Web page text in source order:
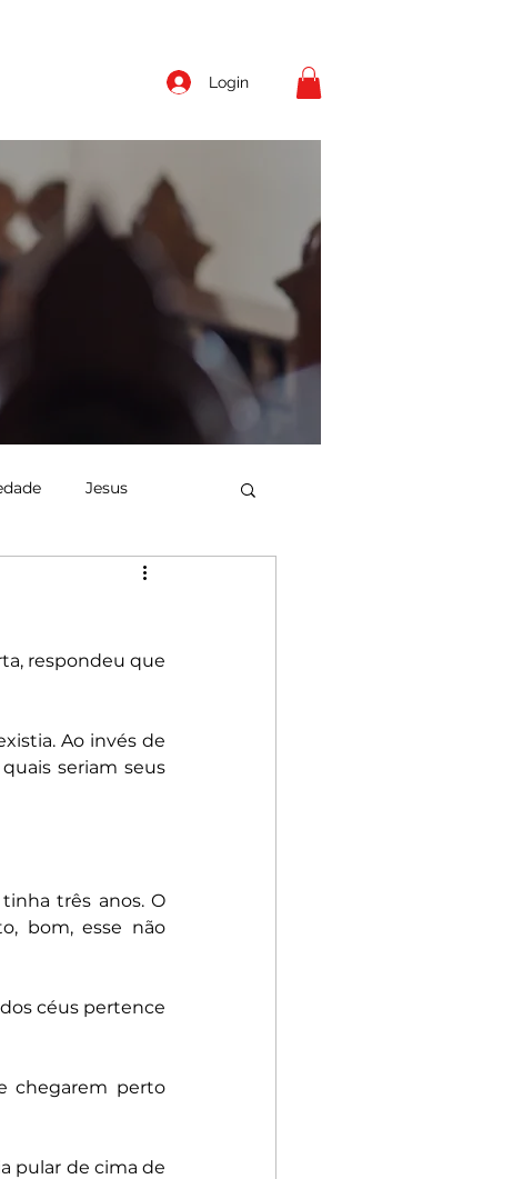
Login
Jesus
Riqueza Rebeldia
respondeu que
Ao invés de
seriam seus
três anos. O
bom, esse não
céus pertence
chegarem perto
pular de cima de